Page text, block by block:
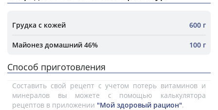
Грудка с кожей 600 г
Майонез домашний 46% 100 г
Способ приготовления
Составить свой рецепт с учетом потерь витаминов и
минералов вы можете с помощью калькулятора
рецептов в приложении "Мой здоровый рацион".